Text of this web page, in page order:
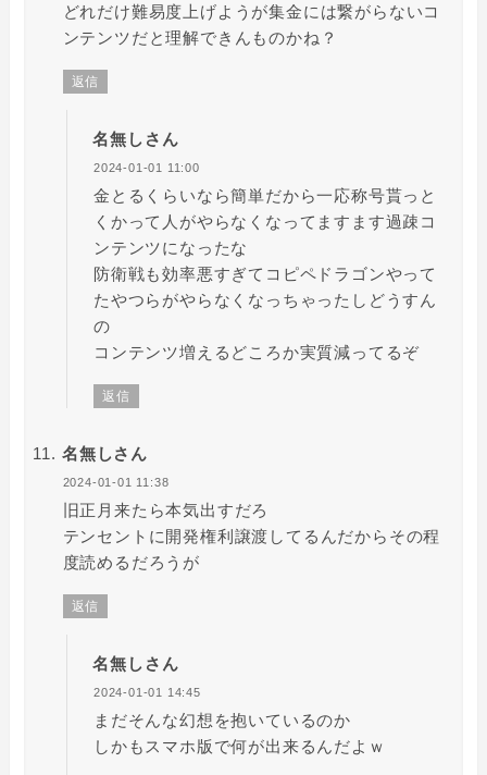
どれだけ難易度上げようが集金には繋がらないコ
ンテンツだと理解できんものかね？
返信
名無しさん
2024-01-01 11:00
金とるくらいなら簡単だから一応称号貰っと
くかって人がやらなくなってますます過疎コ
ンテンツになったな
防衛戦も効率悪すぎてコピペドラゴンやって
たやつらがやらなくなっちゃったしどうすん
の
コンテンツ増えるどころか実質減ってるぞ
返信
名無しさん
2024-01-01 11:38
旧正月来たら本気出すだろ
テンセントに開発権利譲渡してるんだからその程
度読めるだろうが
返信
名無しさん
2024-01-01 14:45
まだそんな幻想を抱いているのか
しかもスマホ版で何が出来るんだよｗ